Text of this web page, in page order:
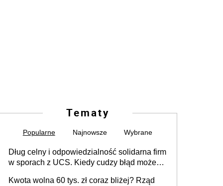
Tematy
Popularne Najnowsze Wybrane
Dług celny i odpowiedzialność solidarna firm
w sporach z UCS. Kiedy cudzy błąd może
Kwota wolna 60 tys. zł coraz bliżej? Rząd